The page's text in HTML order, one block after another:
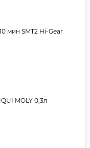
мин SMT2 Hi-Gear
MOLY 0,3л